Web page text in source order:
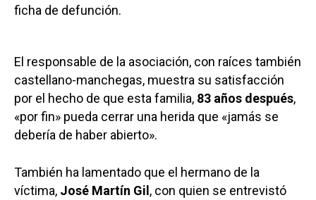
ficha de defunción.
El responsable de la asociación, con raíces también
castellano-manchegas, muestra su satisfacción
por el hecho de que esta familia, 83 años después,
«por fin» pueda cerrar una herida que «jamás se
debería de haber abierto».
También ha lamentado que el hermano de la
víctima, José Martín Gil, con quien se entrevistó